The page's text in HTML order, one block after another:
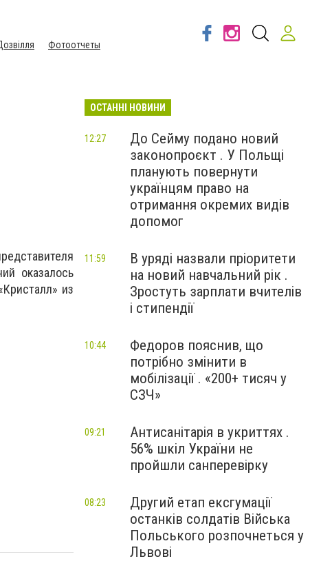
Фотоотчеты
оказалось
из
ОСТАННІ НОВИНИ
До Сейму подано новий
законопроєкт . У Польщі
планують повернути
українцям право на
отримання окремих видів
допомог
12:27
В уряді назвали пріоритети
на новий навчальний рік .
Зростуть зарплати вчителів
і стипендії
11:59
Федоров пояснив, що
потрібно змінити в
мобілізації . «200+ тисяч у
СЗЧ»
10:44
Антисанітарія в укриттях .
56% шкіл України не
пройшли санперевірку
09:21
Другий етап ексгумації
останків солдатів Війська
Польського розпочнеться у
Львові
08:23